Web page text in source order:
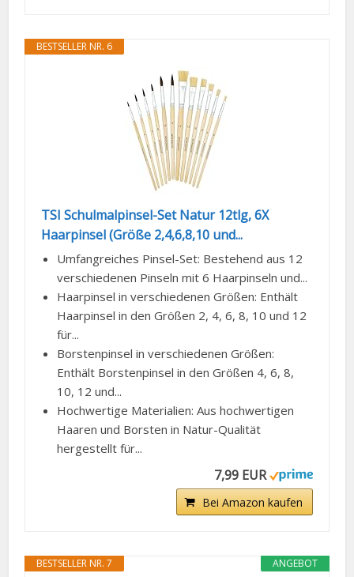
BESTSELLER NR. 6
TSI Schulmalpinsel-Set Natur 12tlg, 6X
Haarpinsel (Größe 2,4,6,8,10 und...
Umfangreiches Pinsel-Set: Bestehend aus 12
verschiedenen Pinseln mit 6 Haarpinseln und...
Haarpinsel in verschiedenen Größen: Enthält
Haarpinsel in den Größen 2, 4, 6, 8, 10 und 12
für...
Borstenpinsel in verschiedenen Größen:
Enthält Borstenpinsel in den Größen 4, 6, 8,
10, 12 und...
Hochwertige Materialien: Aus hochwertigen
Haaren und Borsten in Natur-Qualität
hergestellt für...
7,99 EUR
Bei Amazon kaufen
ANGEBOT
BESTSELLER NR. 7